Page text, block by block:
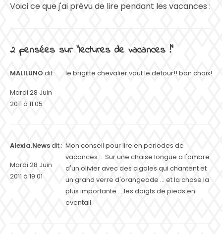
Voici ce que j'ai prévu de lire pendant les vacances :
2 pensées sur "lectures de vacances !"
MALILUNO dit :
Mardi 28 Juin
2011 à 11:05
le brigitte chevalier vaut le detour!! bon choix!
Alexia.Newsdit :
Mardi 28 Juin
2011 à 19:01
Mon conseil pour lire en periodes de
vacances ... Sur une chaise longue a l'ombre
d'un olivier avec des cigales qui chantent et
un grand verre d'orangeade ... et la chose la
plus importante ... les doigts de pieds en
eventail